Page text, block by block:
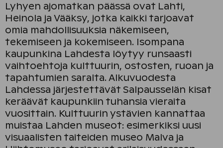
Lyhyen ajomatkan päässä ovat Lahti,
Heinola ja Vääksy, jotka kaikki tarjoavat
omia mahdollisuuksia näkemiseen,
tekemiseen ja kokemiseen. Isompana
kaupunkina Lahdesta löytyy runsaasti
vaihtoehtoja kulttuurin, ostosten, ruoan ja
tapahtumien saralta. Alkuvuodesta
Lahdessa järjestettävät Salpausselän kisat
keräävät kaupunkiin tuhansia vieraita
vuosittain. Kulttuurin ystävien kannattaa
muistaa Lahden museot: esimerkiksi uusi
visuaalisten taiteiden museo Malva ja